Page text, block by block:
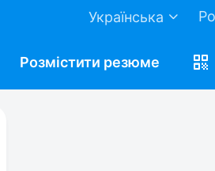
Українська
Розмістити резюме